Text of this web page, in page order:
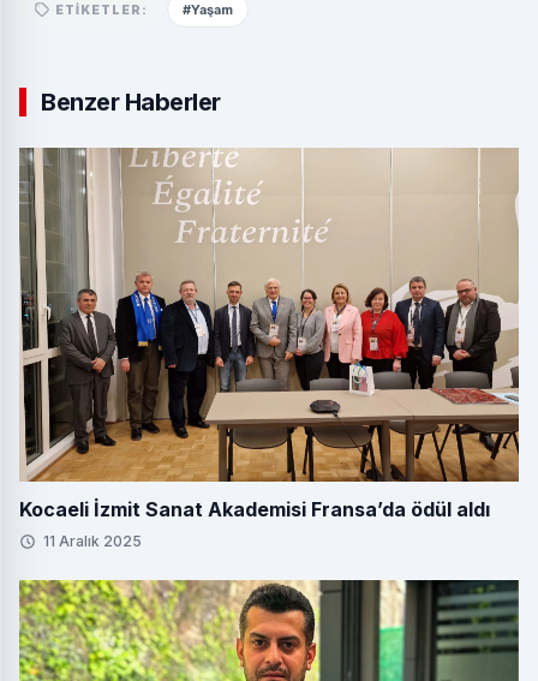
ETIKETLER: #Yaşam
Benzer Haberler
Kocaeli İzmit Sanat Akademisi Fransa’da ödül aldı
11 Aralık 2025